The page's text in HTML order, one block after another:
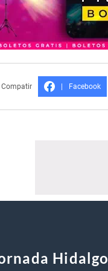
Compatir Facebook
Hidalgo